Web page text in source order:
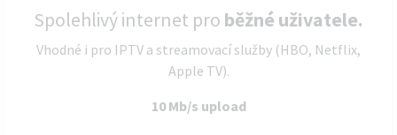
Spolehlivý internet pro běžné uživatele.
Vhodné i pro IPTV a streamovací služby (HBO, Netflix,
Apple TV).
10 Mb/s upload